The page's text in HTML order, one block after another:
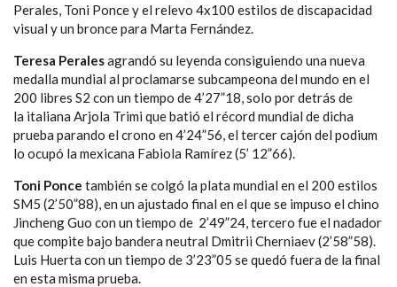
Perales, Toni Ponce y el relevo 4x100 estilos de discapacidad
visual y un bronce para Marta Fernández.
Teresa Peralesagrandó su leyenda consiguiendo una nueva
medalla mundial al proclamarse subcampeona del mundo en el
200 libres S2 con un tiempo de 4’27”18, solo por detrás de
la italiana Arjola Trimi que batió el récord mundial de dicha
prueba parando el crono en 4’24”56, el tercer cajón del podium
lo ocupó la mexicana Fabiola Ramírez (5’ 12”66).
Toni Ponce también se colgó la plata mundial en el 200 estilos
SM5 (2’50”88), en un ajustado final en el que se impuso el chino
Jincheng Guo con un tiempo de 2’49”24, tercero fue el nadador
que compite bajo bandera neutral Dmitrii Cherniaev (2’58”58).
Luis Huerta con un tiempo de 3’23”05 se quedó fuera de la final
en esta misma prueba.